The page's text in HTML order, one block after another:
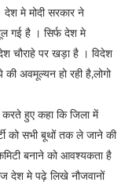
देश मे मोदी सरकार ने
गई है । सिर्फ देश मे
चौराहे पर खड़ा है । विदेश
अवमूल्यन हो रही है,लोगो
करते हुए कहा कि जिला में
को सभी बूथों तक ले जाने की
बनाने को आवश्यकता है
देश मे पढ़े लिखे नौजवानों